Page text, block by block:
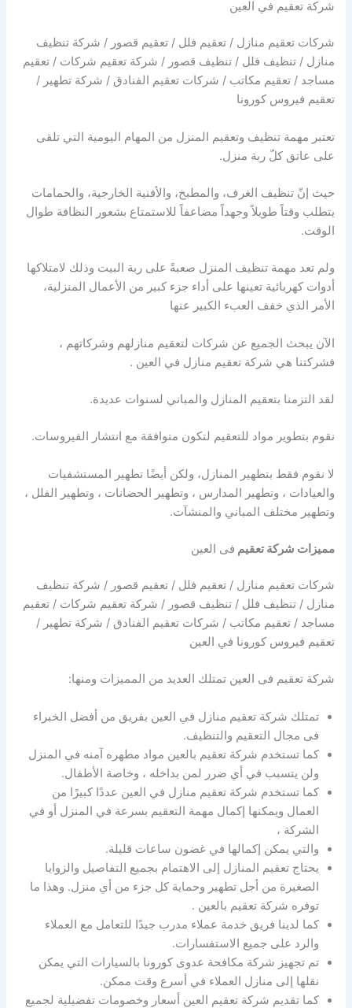
شركة تعقيم في العين
شركات تعقيم منازل / تعقيم فلل / تعقيم قصور / شركة تنظيف
منازل / تنظيف فلل / تنظيف قصور / شركة تعقيم شركات / تعقيم
مساجد / تعقيم مكاتب / شركات تعقيم الفنادق / شركة تطهير /
تعقيم فيروس كورونا
تعتبر مهمة تنظيف وتعقيم المنزل من المهام اليومية التي تلقى
على عاتق كلّ ربة منزل.
حيث إنّ تنظيف الغرف، والمطبخ، والأفنية الخارجية، والحمامات
يتطلب وقتاً طويلاً وجهداً مضاعفاً للاستمتاع بشعور النظافة طوال
الوقت.
ولم تعد مهمة تنظيف المنزل صعبةً على ربة البيت وذلك لامتلاكها
أدوات كهربائية تعينها على أداء جزء كبير من الأعمال المنزلية،
الأمر الذي خفف العبء الكبير عنها
الآن يبحث الجميع عن شركات لتعقيم منازلهم وشركاتهم ،
فشركتنا هي شركة تعقيم منازل في العين .
لقد التزمنا بتعقيم المنازل والمباني لسنوات عديدة.
نقوم بتطوير مواد للتعقيم لتكون متوافقة مع انتشار الفيروسات.
لا نقوم فقط بتطهير المنازل، ولكن أيضًا تطهير المستشفيات
والعيادات ، وتطهير المدارس ، وتطهير الحضانات ، وتطهير الفلل ،
وتطهير مختلف المباني والمنشآت.
مميزات شركة تعقيم فى العين
شركات تعقيم منازل / تعقيم فلل / تعقيم قصور / شركة تنظيف
منازل / تنظيف فلل / تنظيف قصور / شركة تعقيم شركات / تعقيم
مساجد / تعقيم مكاتب / شركات تعقيم الفنادق / شركة تطهير /
تعقيم فيروس كورونا في العين
شركة تعقيم فى العين تمتلك العديد من المميزات ومنها:
تمتلك شركة تعقيم منازل في العين بفريق من أفضل الخبراء
فى مجال التعقيم والتنظيف.
كما تستخدم شركة تعقيم بالعين مواد مطهره آمنه في المنزل
ولن يتسبب في أي ضرر لمن بداخله ، وخاصة الأطفال.
كما تستخدم شركة تعقيم منازل في العين عددًا كبيرًا من
العمال ويمكنها إكمال مهمة التعقيم بسرعة في المنزل أو في
الشركة ،
والتي يمكن إكمالها في غضون ساعات قليلة.
يحتاج تعقيم المنازل إلى الاهتمام بجميع التفاصيل والزوايا
الصغيرة من أجل تطهير وحماية كل جزء من أي منزل. وهذا ما
توفره شركة تعقيم بالعين .
كما لدينا فريق خدمة عملاء مدرب جيدًا للتعامل مع العملاء
والرد على جميع الاستفسارات.
تم تجهيز شركة مكافحة عدوى كورونا بالسيارات التي يمكن
نقلها إلى منازل العملاء في أسرع وقت ممكن.
كما تقديم شركة تعقيم العين أسعار وخصومات تفضيلية لجميع